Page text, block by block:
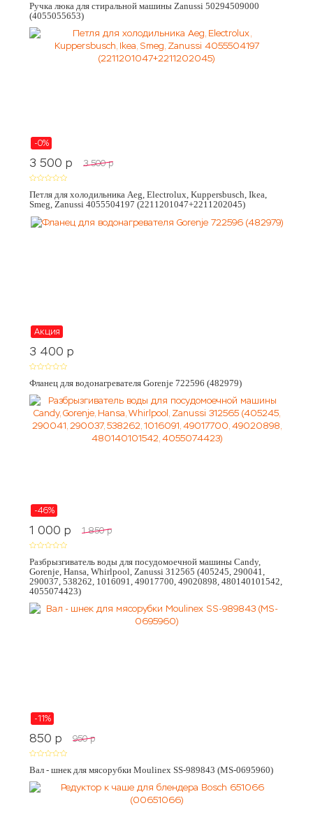
Ручка люка для стиральной машины Zanussi 50294509000
(4055055653)
-0%
3 500 p 3 500 p
Петля для холодильника Aeg, Electrolux, Kuppersbusch, Ikea,
Smeg, Zanussi 4055504197 (2211201047+2211202045)
Акция
3 400 p
Фланец для водонагревателя Gorenje 722596 (482979)
-46%
1 000 p 1 850 p
Разбрызгиватель воды для посудомоечной машины Candy,
Gorenje, Hansa, Whirlpool, Zanussi 312565 (405245, 290041,
290037, 538262, 1016091, 49017700, 49020898, 480140101542,
4055074423)
-11%
850 p 950 p
Вал - шнек для мясорубки Moulinex SS-989843 (MS-0695960)